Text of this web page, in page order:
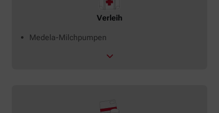
Verleih
Medela-Milchpumpen